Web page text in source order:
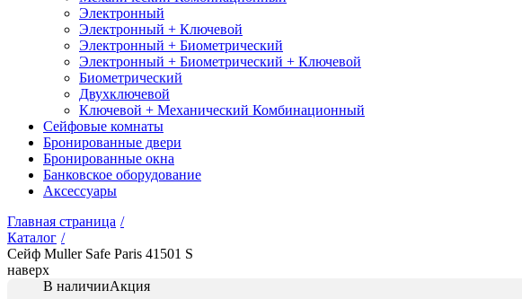
Электронный
Электронный + Ключевой
Электронный + Биометрический
Электронный + Биометрический + Ключевой
Биометрический
Двухключевой
Ключевой + Механический Комбинационный
Сейфовые комнаты
Бронированные двери
Бронированные окна
Банковское оборудование
Аксессуары
Главная страница /
Каталог /
Сейф Muller Safe Paris 41501 S
наверх
В наличииАкция